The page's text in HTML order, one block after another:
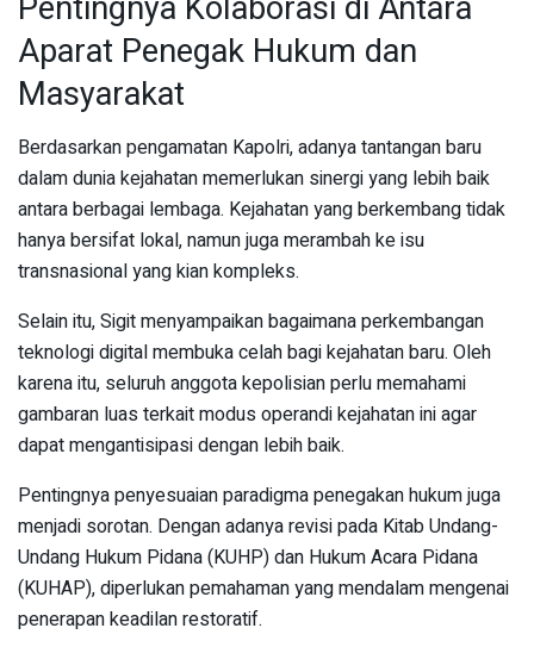
Aparat Penegak Hukum dan
Masyarakat
Berdasarkan pengamatan Kapolri, adanya tantangan baru
dalam dunia kejahatan memerlukan sinergi yang lebih baik
antara berbagai lembaga. Kejahatan yang berkembang tidak
hanya bersifat lokal, namun juga merambah ke isu
transnasional yang kian kompleks.
Selain itu, Sigit menyampaikan bagaimana perkembangan
teknologi digital membuka celah bagi kejahatan baru. Oleh
karena itu, seluruh anggota kepolisian perlu memahami
gambaran luas terkait modus operandi kejahatan ini agar
dapat mengantisipasi dengan lebih baik.
Pentingnya penyesuaian paradigma penegakan hukum juga
menjadi sorotan. Dengan adanya revisi pada Kitab Undang-
Undang Hukum Pidana (KUHP) dan Hukum Acara Pidana
(KUHAP), diperlukan pemahaman yang mendalam mengenai
penerapan keadilan restoratif.